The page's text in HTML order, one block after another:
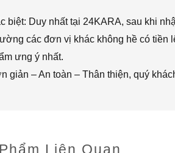
biệt: Duy nhất tại 24KARA, sau khi
các đơn vị khác không hề có tiền
ưng ý nhất.
giản – An toàn – Thân thiện, quý
Liên Quan